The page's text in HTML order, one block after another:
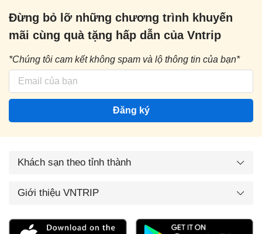
Đừng bỏ lỡ những chương trình khuyến
mãi cùng quà tặng hấp dẫn của Vntrip
*Chúng tôi cam kết không spam và lộ thông tin của bạn*
Đăng ký
Khách sạn theo tỉnh thành
Giới thiệu VNTRIP